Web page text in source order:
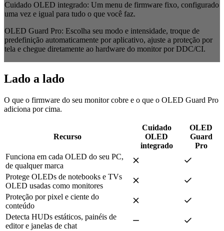
Cuidado OLED integrado: Um menu de firmware fixo, configurado
uma vez e igual para tudo o que você faz.
OLED Guard Pro: Escolha seu modo e intensidade, troque de
predefinição automaticamente por aplicativo, ajuste a proteção por
tela e chegue diretamente ao hardware do monitor por DDC/CI.
Lado a lado
O que o firmware do seu monitor cobre e o que o OLED Guard Pro
adiciona por cima.
Recurso
Cuidado
OLED
integrado
OLED
Guard
Pro
Funciona em cada OLED do seu PC,
de qualquer marca
Protege OLEDs de notebooks e TVs
OLED usadas como monitores
Proteção por pixel e ciente do
conteúdo
Detecta HUDs estáticos, painéis de
editor e janelas de chat